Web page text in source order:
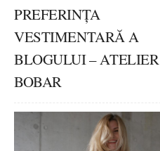
PREFERINȚA
VESTIMENTARĂ A
BLOGULUI – ATELIER
BOBAR